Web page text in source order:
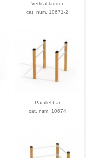
Vertical ladder
cat. num. 10671-2
Parallel bar
cat. num. 10674